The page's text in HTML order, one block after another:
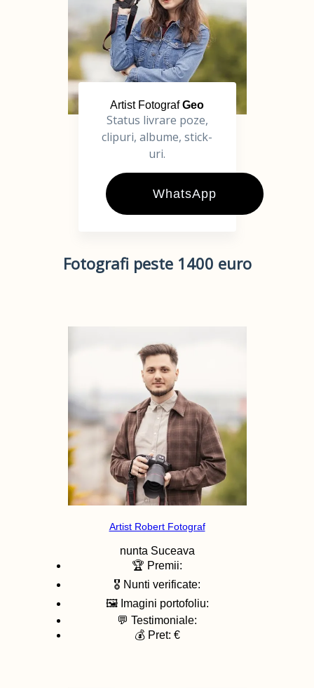
Artist FotografGeo
Status livrare poze,
clipuri, albume, stick-
uri.
WhatsApp
Fotografi peste 1400 euro
Artist Robert Fotograf
nunta Suceava
🏆 Premii:
🎖️ Nunti verificate:
🖼️ Imagini portofoliu:
💬 Testimoniale:
💰 Pret: €